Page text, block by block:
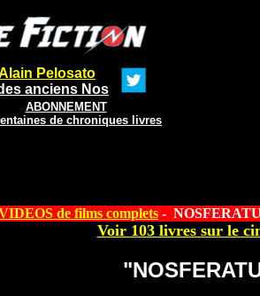
Pelosato
anciens Nos
ABONNEMENT
de chroniques livres
de films complets -
Voir 103 livres sur le